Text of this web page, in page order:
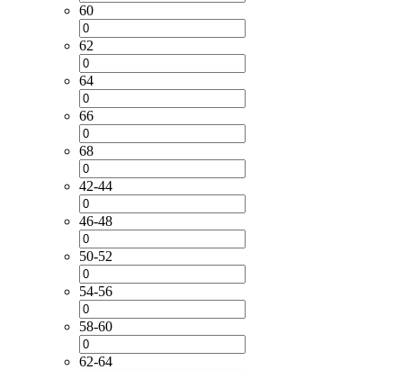
60
62
64
66
68
42-44
46-48
50-52
54-56
58-60
62-64